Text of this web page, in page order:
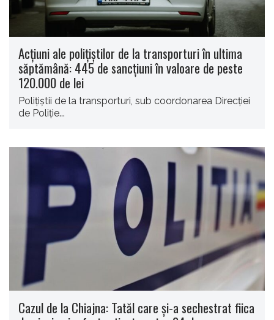
Acţiuni ale poliţiştilor de la transporturi în ultima
săptămână: 445 de sancţiuni în valoare de peste
120.000 de lei
Poliţiştii de la transporturi, sub coordonarea Direcţiei
de Poliţie...
Cazul de la Chiajna: Tatăl care şi-a sechestrat fiica